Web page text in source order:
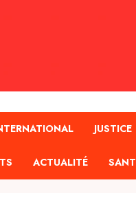
JUSTICE
ACTUALITÉ